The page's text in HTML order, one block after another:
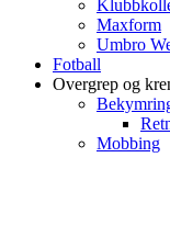
Maxform
Umbro
Fotball
Overgrep og
Mobbing